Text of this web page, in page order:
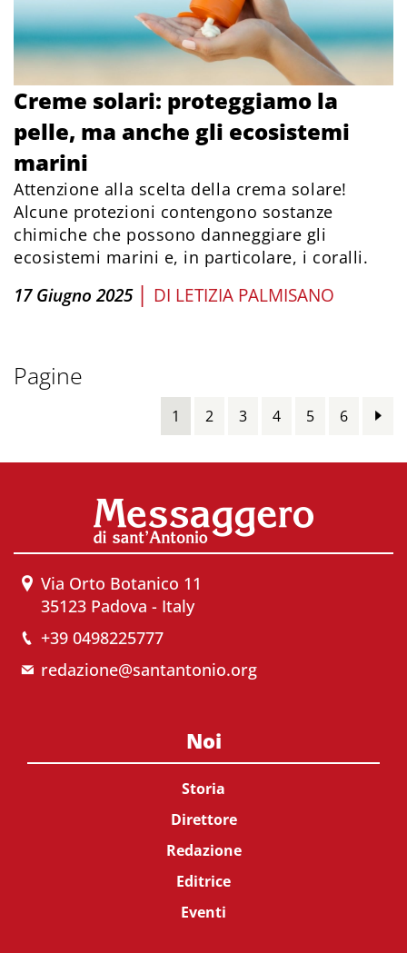
Creme solari: proteggiamo la
pelle, ma anche gli ecosistemi
marini
Attenzione alla scelta della crema solare!
Alcune protezioni contengono sostanze
chimiche che possono danneggiare gli
ecosistemi marini e, in particolare, i coralli.
17 Giugno 2025 | DI LETIZIA PALMISANO
Pagine
1 2 3 4 5 6
Via Orto Botanico 11
35123 Padova - Italy
+39 0498225777
redazione@santantonio.org
Noi
Storia
Direttore
Redazione
Editrice
Eventi